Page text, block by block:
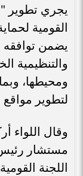
يجري تطوير
القومية
يضمن توافقه
والتنظيمية
ومحيطها،
لتطوير مواقع
وقال اللواء
مستشار رئيس
اللجنة